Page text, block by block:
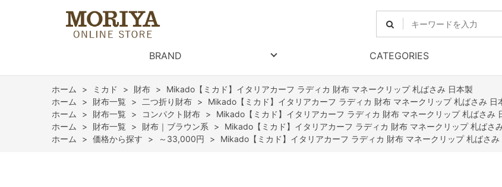
BRAND CATEGORIES
ホーム > ミカド > 財布 >
Mikado【ミカド】イタリアカーフ ラディカ 財布 マネークリップ 札ばさみ 日本製
ホーム
> 財布一覧 > 二つ折り財布 >
Mikado【ミカド】イタリアカーフ ラディカ 財布 マネークリップ 札ばさみ 日
ホーム
> 財布一覧 > コンパクト財布 >
Mikado【ミカド】イタリアカーフ ラディカ 財布 マネークリップ 札ばさみ
ホーム
> 財布一覧 > 財布｜ブラウン系 >
Mikado【ミカド】イタリアカーフ ラディカ 財布 マネークリップ 札ばさ
ホーム
> 価格から探す > ～33,000円 > Mikado【ミカド】イタリアカーフ ラディカ 財布 マネークリップ 札ばさみ